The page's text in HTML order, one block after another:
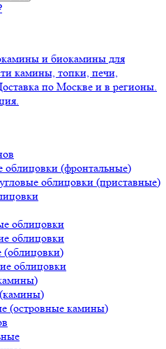
облицовки (фронтальные)
облицовки (приставные)
облицовки
облицовки
(облицовки)
облицовки
(островные камины)